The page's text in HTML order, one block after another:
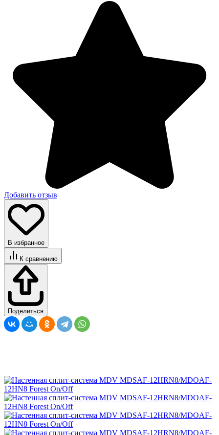
Добавить отзыв
В избранное
К сравнению
Поделиться